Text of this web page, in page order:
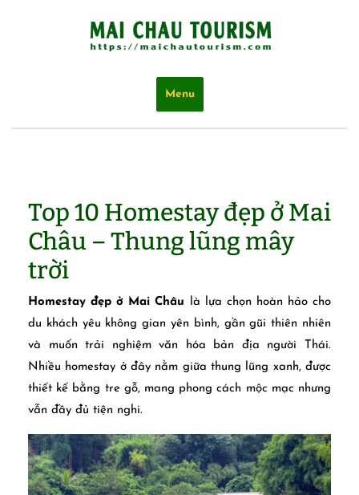
Menu
Top 10 Homestay đẹp ở Mai
Châu – Thung lũng mây
trời
Homestay đẹp ở Mai Châu là lựa chọn hoàn hảo cho
du khách yêu không gian yên bình, gần gũi thiên nhiên
và muốn trải nghiệm văn hóa bản địa người Thái.
Nhiều homestay ở đây nằm giữa thung lũng xanh, được
thiết kế bằng tre gỗ, mang phong cách mộc mạc nhưng
vẫn đầy đủ tiện nghi.